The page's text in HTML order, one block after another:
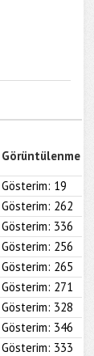
Görüntülenme
Gösterim: 19
Gösterim: 262
Gösterim: 336
Gösterim: 256
Gösterim: 265
Gösterim: 271
Gösterim: 328
Gösterim: 346
Gösterim: 333